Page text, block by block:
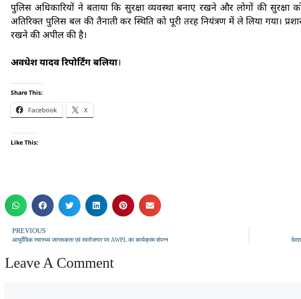
पुलिस अधिकारियों ने बताया कि सुरक्षा व्यवस्था बनाए रखने और लोगों की
अतिरिक्त पुलिस बल की तैनाती कर स्थिति को पूरी तरह नियंत्रण में ले लिया गया।
रखने की अपील की है।
अवधेश यादव रिपोर्टिंग बलिया।
Share This:
Facebook X
Like This:
PREVIOUS
आयुर्वेदिक स्वास्थ्य जागरूकता एवं स्वरोजगार पर AWPL का कार्यक्रम संपन्न
Leave A Comment